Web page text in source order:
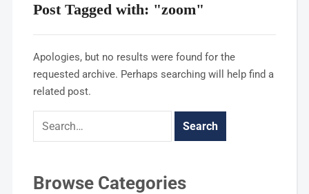
Post Tagged with: "zoom"
Apologies, but no results were found for the
requested archive. Perhaps searching will help find a
related post.
Browse Categories